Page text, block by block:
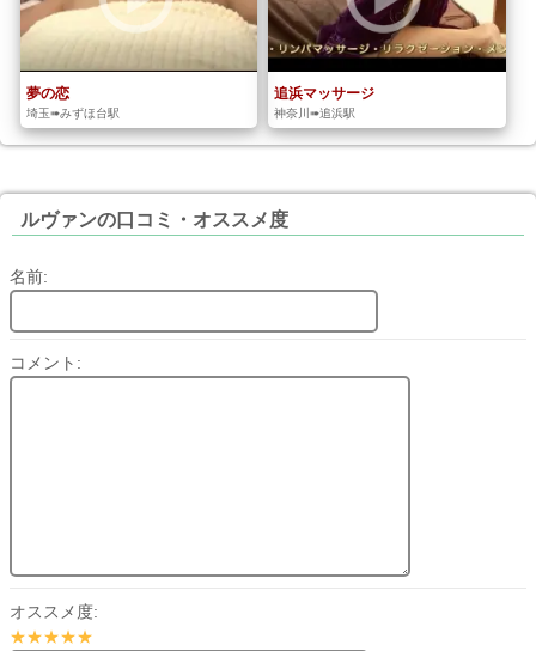
夢の恋
埼玉➠みずほ台駅
追浜マッサージ
神奈川➠追浜駅
ルヴァンの口コミ・オススメ度
名前:
コメント:
オススメ度:
★★★★★